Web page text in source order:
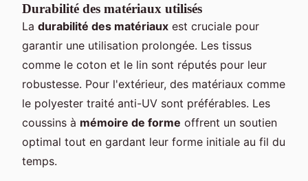
Durabilité des matériaux utilisés
La durabilité des matériaux est cruciale pour
garantir une utilisation prolongée. Les tissus
comme le coton et le lin sont réputés pour leur
robustesse. Pour l'extérieur, des matériaux comme
le polyester traité anti-UV sont préférables. Les
coussins à mémoire de forme offrent un soutien
optimal tout en gardant leur forme initiale au fil du
temps.